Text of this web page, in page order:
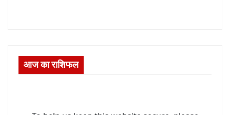
आज का राशिफल